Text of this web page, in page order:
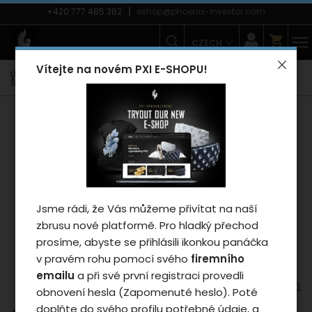
Vítejte na novém PXI E-SHOPU!
Jsme rádi, že Vás můžeme přivítat na naší
zbrusu nové platformě. Pro hladký přechod
prosíme, abyste se přihlásili ikonkou panáčka
v pravém rohu pomocí svého firemního
emailu a při své první registraci provedli
obnovení hesla (Zapomenuté heslo). Poté
doplňte do svého profilu potřebné údaje, a
+420 777 485 382 eshop@phoenix-investor.com
CZECH
Úvodní strana E-shop Reklamní předměty
Šálek na čaj PXI 330 ml
Záleží nám na vašem
soukromí
Cookies používáme proto, abychom
zajistili funkčnosti webu a pokud nám
abychom vylepšili obsah stránek podle
vašich preferencí. Tlačítkem „Souhlasit
a zavřít“ udělíte souhlas s využíváním
cookies a budeme tak moci předat
údaje o používání našeho webu za
účelem zobrazení cílené reklamy v